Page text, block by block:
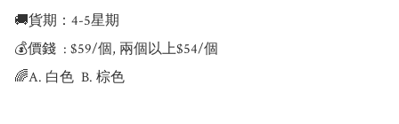
🚚貨期：4-5星期
💰價錢  : $59/個, 兩個以上$54/個
🌈A. 白色  B. 棕色